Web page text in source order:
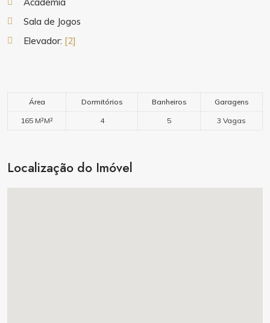
Sala de Jogos
Elevador: [2]
Área Dormitórios Banheiros Garagens
165 M²M² 4 5 3 Vagas
Localização do Imóvel